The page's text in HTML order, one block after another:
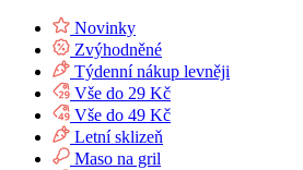
Novinky
Zvýhodněné
Týdenní nákup levněji
Vše do 29 Kč
Vše do 49 Kč
Letní sklizeň
Maso na gril